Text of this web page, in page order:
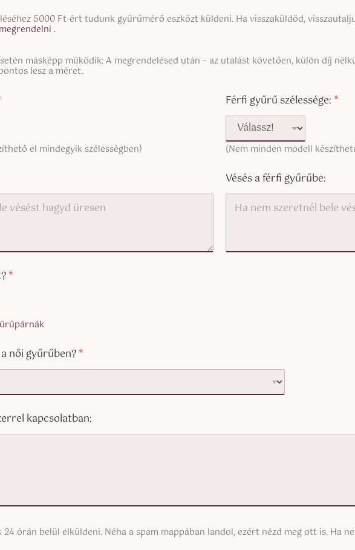
5000 Ft-ért tudunk gyűrűmérő eszközt küldeni. Ha visszaküldöd,
.
másképp működik: A megrendelésed után – az utalást követően, külön díj
lesz a méret.
el mindegyik szélességben)
Férfi gyűrű szélessége: *
(Nem minden modell
Vésés a férfi gyűrűbe:
*
női gyűrűben?*
kapcsolatban:
órán belül elküldeni. Néha a spam mappában landol, ezért nézd meg ott is. Ha